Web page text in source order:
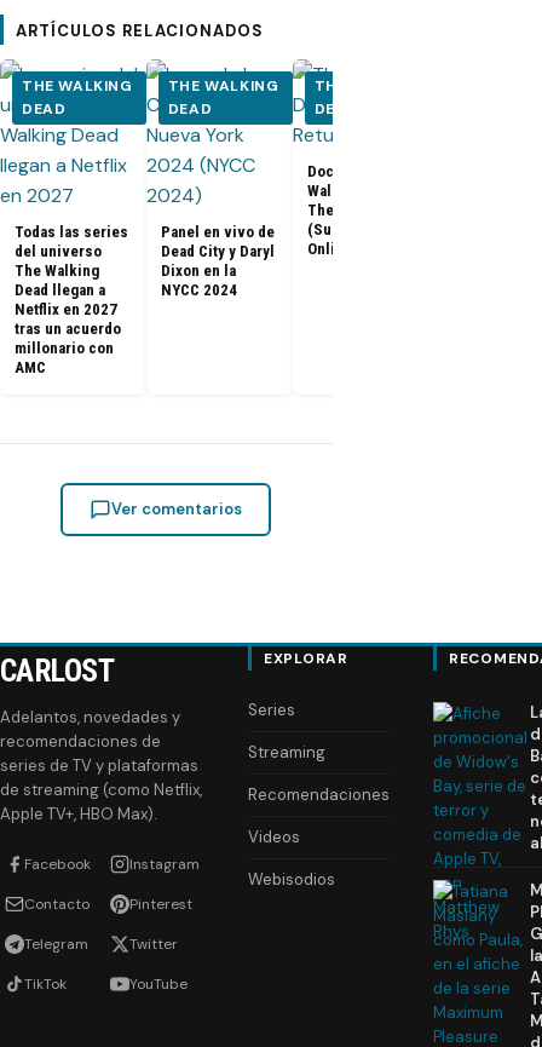
ARTÍCULOS RELACIONADOS
THE WALKING
DEAD
Todas las series
del universo
The Walking
Dead llegan a
Netflix en 2027
tras un acuerdo
millonario con
AMC
THE WALKING
DEAD
Panel en vivo de
Dead City y Daryl
Dixon en la
NYCC 2024
THE WALKING
DEAD
Documental The
Walking Dead:
The Return
(Subtitulado
Online)
Ver comentarios
CARLOST
Adelantos, novedades y
recomendaciones de
series de TV y plataformas
de streaming (como Netflix,
Apple TV+, HBO Max).
Facebook Instagram
Contacto Pinterest
Telegram Twitter
TikTok YouTube
EXPLORAR
Series
Streaming
Recomendaciones
Videos
Webisodios